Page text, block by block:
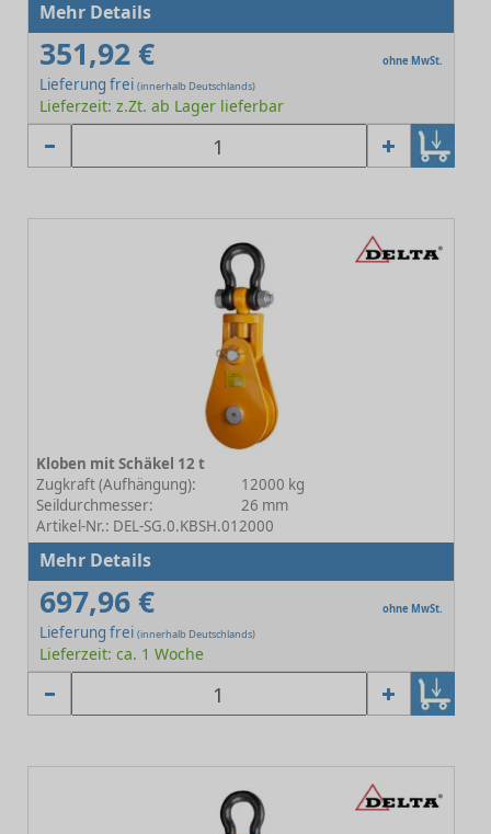
Mehr Details
351,92 € ohne MwSt.
Lieferung frei (innerhalb Deutschlands)
Lieferzeit: z.Zt. ab Lager lieferbar
Kloben mit Schäkel 12 t
Zugkraft (Aufhängung):
12000 kg
Seildurchmesser:
26 mm
Artikel-Nr.: DEL-SG.0.KBSH.012000
Mehr Details
697,96 € ohne MwSt.
Lieferung frei (innerhalb Deutschlands)
Lieferzeit: ca. 1 Woche